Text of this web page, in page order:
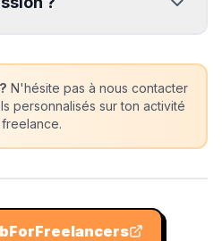
N'hésite pas à nous contacter
personnalisés sur ton activité